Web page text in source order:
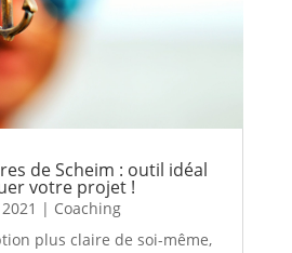
de Scheim : outil idéal
votre projet !
| Coaching
plus claire de soi-même,